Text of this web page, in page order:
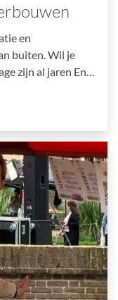
en
buiten. Wil je
zijn al jaren En…